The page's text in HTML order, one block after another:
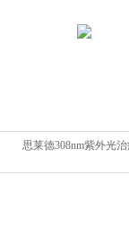
思莱德308nm紫外光